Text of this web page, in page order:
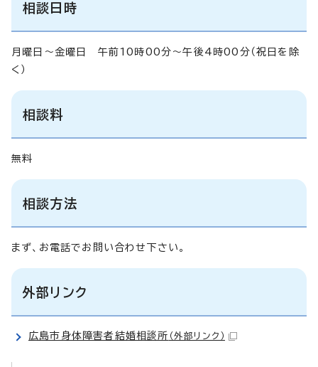
相談日時
月曜日～金曜日 午前10時00分～午後4時00分（祝日を除
く）
相談料
無料
相談方法
まず、お電話でお問い合わせ下さい。
外部リンク
広島市身体障害者結婚相談所 （外部リンク）